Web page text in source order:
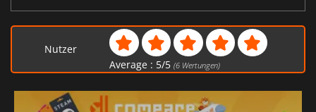
Nutzer
Average : 5/5 (6Wertungen)